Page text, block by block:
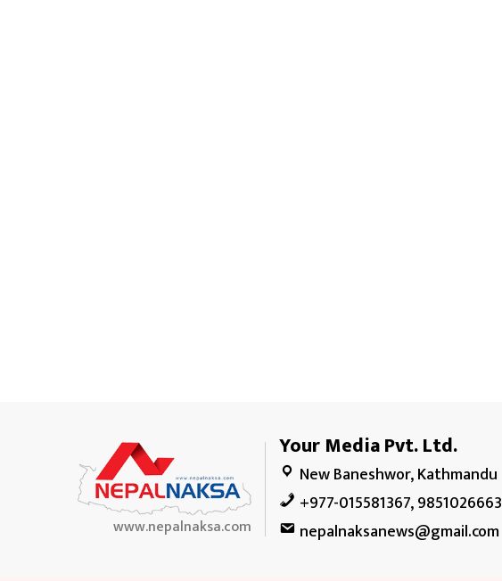
www.nepalnaksa.com
Your Media Pvt. Ltd.
New Baneshwor, Kathmandu
+977-015581367, 9851026663
nepalnaksanews@gmail.com